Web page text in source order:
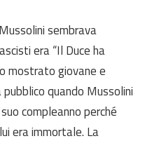
sembrava
era “Il Duce ha
mostrato giovane e
quando Mussolini
compleanno perché
era immortale. La